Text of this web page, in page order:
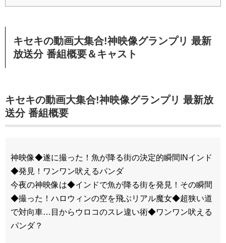
キセキの動画大集合!神映像グランプリ 最新
放送分 番組概要＆キャスト
キセキの動画大集合!神映像グランプリ 最新放
送分 番組概要
神映像◆遂に撮った！魚が降る街の決定的瞬間INインド
◆発見！ワンワン吠えるパンダ
今夜の神映像は◆インドで魚が降る街を発見！その瞬間
◆撮った！ハロウィンの空を飛ぶリアル魔女◆超狭い道
で対向車…目からウロコのスレ違い術◆ワンワン吠える
パンダ？